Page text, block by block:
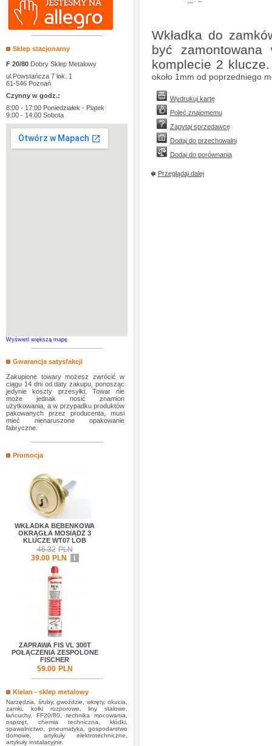
Sklep stacjonarny
F 20/80 Dobry Sklep Metalowy
ul.Powstańcza 7 lok. 1
61-546 Poznań
Czynny w godz.:
8:00 - 17:00 Poniedziałek - Piątek
9:00 - 14:00 Sobota
Wyświetl większą mapę
Gwarancja satysfakcji
Zakupione towary możesz zwrócić w
ciągu 14 dni od daty zakupu, ponosząc
jedynie koszty przesyłki. Towar nie
może jednak nosić znamion
użytkowania, a w przypadku produktów
pakowanych przez producenta, musi
mieć nienaruszone opakowanie
fabryczne.
Promocja
WKŁADKA BĘBENKOWA
OKRĄGŁA MOSIĄDZ 3
KLUCZE WT07 LOB
46.32 PLN
39.00 PLN i
ZAPRAWA FIS VL 300T
POŁĄCZENIA ZESPOLONE
FISCHER
59.00 PLN
Kielan - sklep metalowy
Narzędzia, śruby, gwoździe, wkręty, okucia,
zamki, kołki rozporowe, liny stalowe,
łańcuchy, FF20/80, technika mocowania,
osprzęt, chemia techniczna, kłódki,
spawalnictwo, pneumatyka, gospodarstwo
domowe, artykuły elektrotechniczne,
artykuły instalacyjne.
Wkładka do
być
komplecie 2
około 1mm od poprzedniego
Wydrukuj kartę
Poleć znajomemu
Zapytaj sprzedawcę
Dodaj do przechowalni
Dodaj do porównania
Przeglądaj dalej